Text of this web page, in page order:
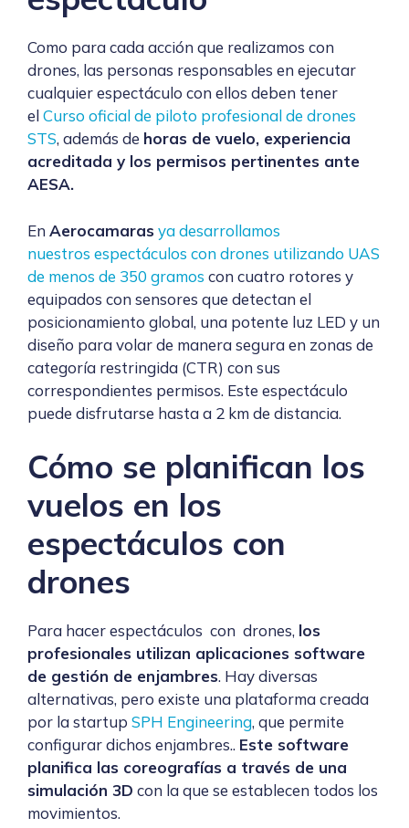
Como para cada acción que realizamos con
drones, las personas responsables en ejecutar
cualquier espectáculo con ellos deben tener
elCurso oficial de piloto profesional de drones
STS, además de horas de vuelo, experiencia
acreditada y los permisos pertinentes ante
AESA.
En Aerocamaras ya desarrollamos
nuestros espectáculos con drones utilizando UAS
de menos de 350 gramos con cuatro rotores y
equipados con sensores que detectan el
posicionamiento global, una potente luz LED y un
diseño para volar de manera segura en zonas de
categoría restringida (CTR) con sus
correspondientes permisos. Este espectáculo
puede disfrutarse hasta a 2 km de distancia.
Cómo se planifican los
vuelos en los
espectáculos con
drones
Para hacer espectáculos con drones, los
profesionales utilizan aplicaciones software
de gestión de enjambres. Hay diversas
alternativas, pero existe una plataforma creada
por la startup SPH Engineering, que permite
configurar dichos enjambres.. Este software
planifica las coreografías a través de una
simulación 3D con la que se establecen todos los
movimientos.